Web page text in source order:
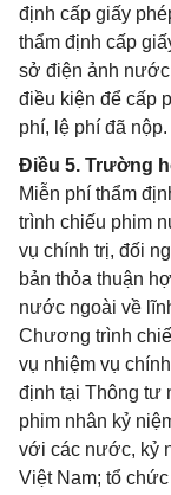
định cấp giấy
thẩm định cấp
sở điện ảnh
điều kiện để cấp
phí, lệ phí đã nộp.
Điều 5. Trường
Miễn phí thẩm
trình chiếu phim
vụ chính trị, đối
bản thỏa thuận
nước ngoài về
Chương trình
vụ nhiệm vụ
định tại Thông tư
phim nhân kỷ
với các nước, kỷ
Việt Nam; tổ